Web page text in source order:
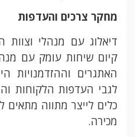
מחקר צרכים והעדפות
דיאלוג עם מנהלי וצוות
קיום שיחות עומק עם
האתגרים וההזדמנויות
לגבי העדפות הלקוחות
כלים לייצר מתווה מתאים
מכירה.